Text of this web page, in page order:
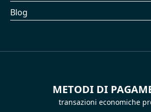
Blog
METODI DI
transazioni economiche